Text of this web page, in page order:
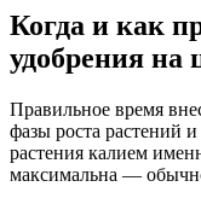
Когда и как
удобрения на
Правильное время
фазы роста растений
растения калием
максимальна —